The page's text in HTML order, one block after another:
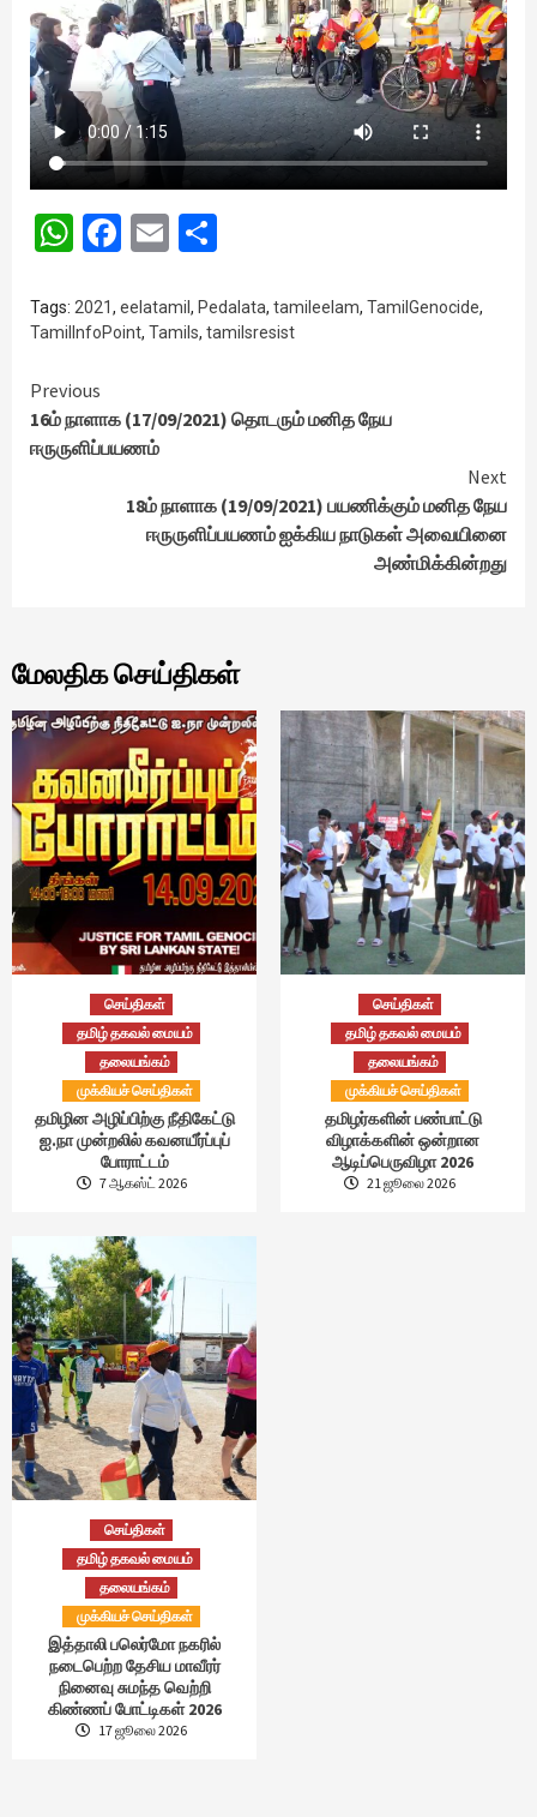
WhatsApp
Facebook
Email
Tags: 2021, eelatamil , Pedalata, tamileelam, TamilGenocide,
TamilInfoPoint, Tamils, tamilsresist
Continue
Reading
Previous
16ம் நாளாக (17/09/2021) தொடரும் மனித நேய
ஈருருளிப்பயணம்
Next
18ம் நாளாக (19/09/2021) பயணிக்கும் மனித நேய
ஈருருளிப்பயணம் ஐக்கிய நாடுகள் அவையினை
அண்மிக்கின்றது
மேலதிக செய்திகள்
செய்திகள்
தமிழ் தகவல் மையம்
தலையங்கம்
முக்கியச் செய்திகள்
தமிழின அழிப்பிற்கு நீதிகேட்டு
ஐ.நா முன்றலில் கவனயீர்ப்புப்
போராட்டம்
7 ஆகஸ்ட் 2026
செய்திகள்
தமிழ் தகவல் மையம்
தலையங்கம்
முக்கியச் செய்திகள்
தமிழர்களின் பண்பாட்டு
விழாக்களின் ஒன்றான
ஆடிப்பெருவிழா 2026
21 ஜூலை 2026
செய்திகள்
தமிழ் தகவல் மையம்
தலையங்கம்
முக்கியச் செய்திகள்
இத்தாலி பலெர்மோ நகரில்
நடைபெற்ற தேசிய மாவீரர்
நினைவு சுமந்த வெற்றி
கிண்ணப் போட்டிகள் 2026
17 ஜூலை 2026